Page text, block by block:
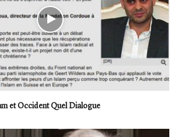
et Occident Quel Dialogue